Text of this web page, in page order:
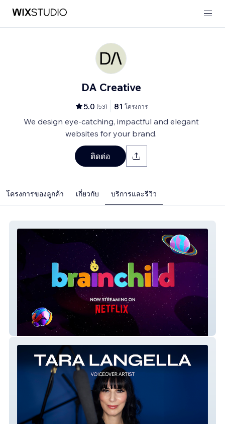
DA Creative
5.0 (53) 81 โครงการ
We design eye-catching, impactful and elegant
websites for your brand.
ติดต่อ
โครงการของลูกค้า เกี่ยวกับ บริการและรีวิว
Adv Website - Brainchild